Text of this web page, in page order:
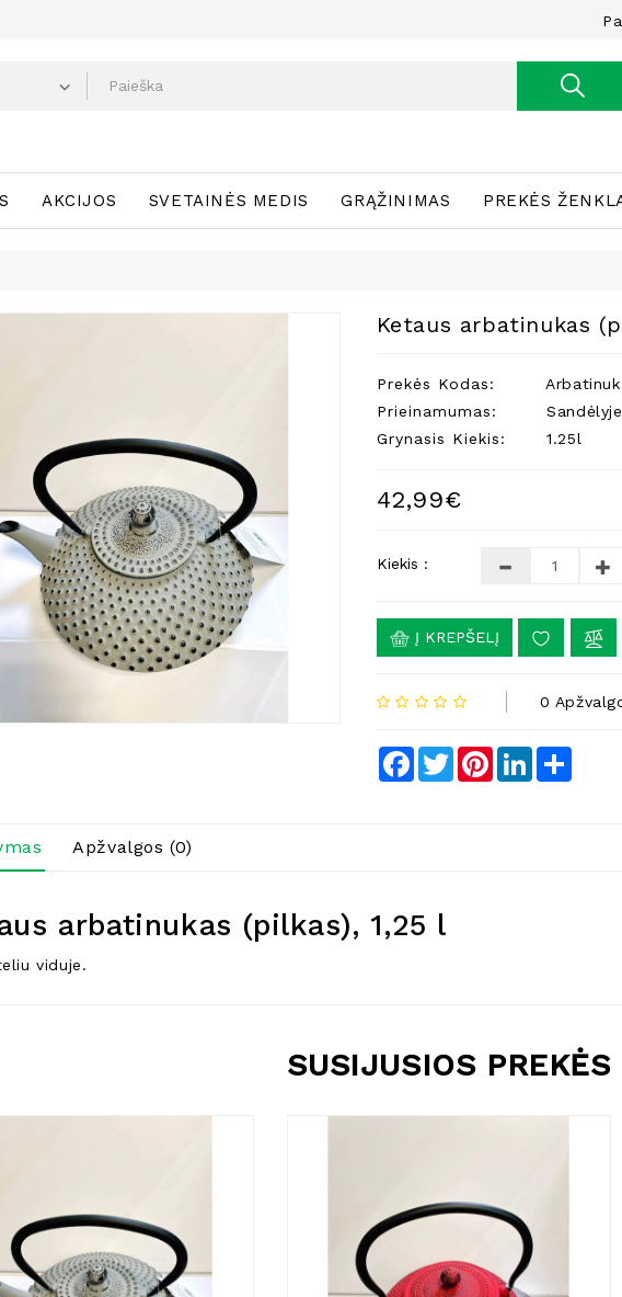
AKCIJOS SVETAINĖS MEDIS GRĄŽINIMAS PREKĖS
Ketaus arbatinukas
Prekės Kodas:
Prieinamumas:
Sandėlyje
Grynasis Kiekis:
1.25l
42,99€
Kiekis :
Į KREPŠELĮ
0
Facebook
TwitterPinterestLinkedInShare
Apžvalgos (0)
arbatinukas (pilkas), 1,25 l
viduje.
SUSIJUSIOS PREKĖS